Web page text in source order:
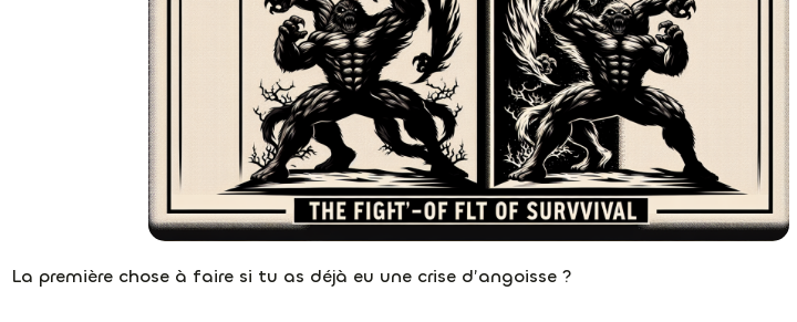
La première chose à faire si tu as déjà eu une crise d’angoisse ?